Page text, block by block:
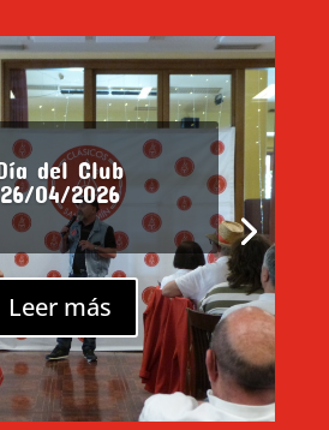
del Club
26/04/2026
Leer más